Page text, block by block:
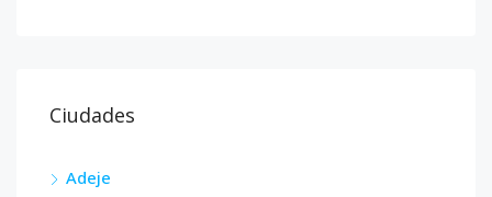
Ciudades
Adeje